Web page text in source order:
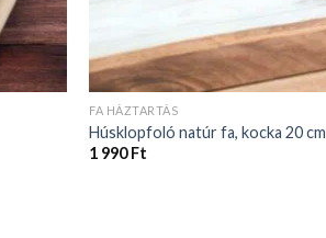
FA HÁZTARTÁS
Húsklopfoló natúr fa, kocka 20 cm
1 990Ft